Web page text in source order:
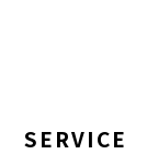
SERVICE